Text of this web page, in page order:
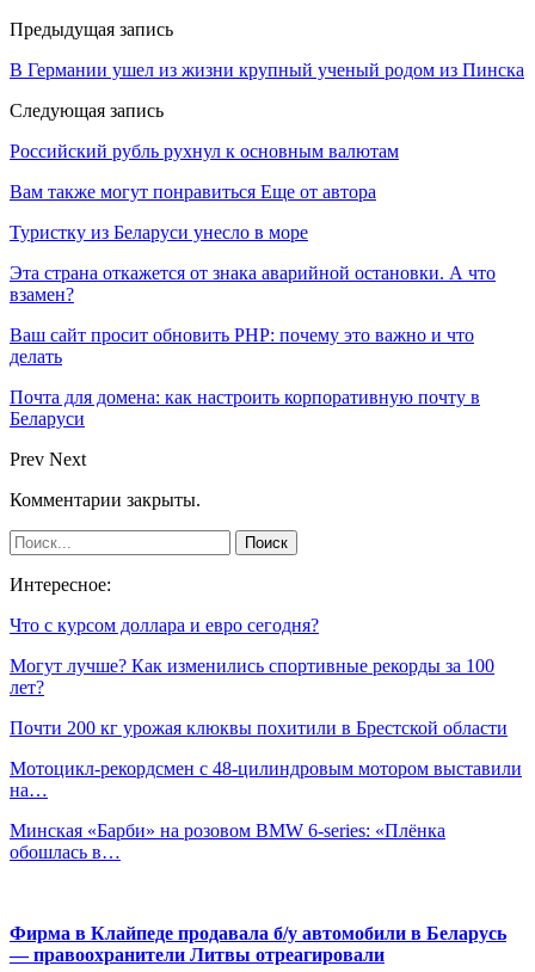
Предыдущая запись
В Германии ушел из жизни крупный ученый родом из Пинска
Следующая запись
Российский рубль рухнул к основным валютам
Вам также могут понравиться Еще от автора
Туристку из Беларуси унесло в море
Эта страна откажется от знака аварийной остановки. А что
взамен?
Ваш сайт просит обновить PHP: почему это важно и что
делать
Почта для домена: как настроить корпоративную почту в
Беларуси
Prev Next
Комментарии закрыты.
Интересное:
Что с курсом доллара и евро сегодня?
Могут лучше? Как изменились спортивные рекорды за 100
лет?
Почти 200 кг урожая клюквы похитили в Брестской области
Мотоцикл-рекордсмен с 48-цилиндровым мотором выставили
на…
Минская «Барби» на розовом BMW 6-series: «Плёнка
обошлась в…
Фирма в Клайпеде продавала б/у автомобили в Беларусь
— правоохранители Литвы отреагировали